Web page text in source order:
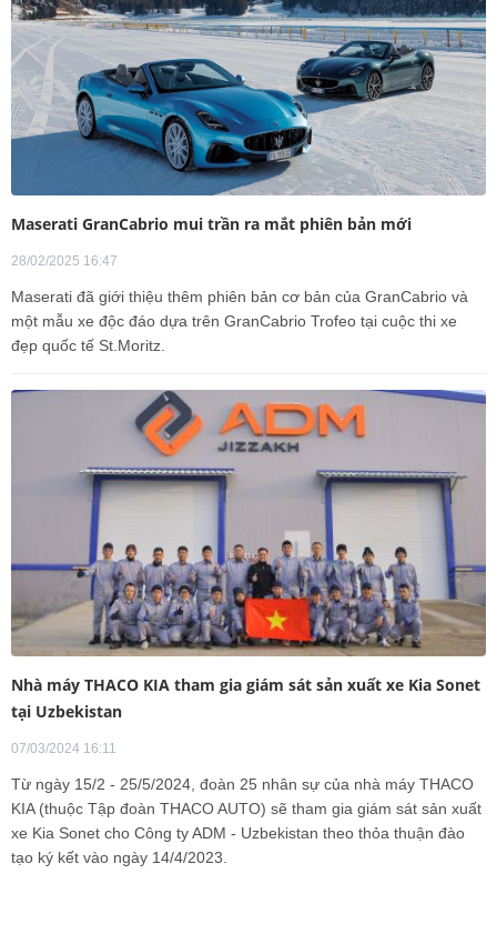
Maserati GranCabrio mui trần ra mắt phiên bản mới
28/02/2025 16:47
Maserati đã giới thiệu thêm phiên bản cơ bản của GranCabrio và
một mẫu xe độc đáo dựa trên GranCabrio Trofeo tại cuộc thi xe
đẹp quốc tế St.Moritz.
Nhà máy THACO KIA tham gia giám sát sản xuất xe Kia Sonet
tại Uzbekistan
07/03/2024 16:11
Từ ngày 15/2 - 25/5/2024, đoàn 25 nhân sự của nhà máy THACO
KIA (thuộc Tập đoàn THACO AUTO) sẽ tham gia giám sát sản xuất
xe Kia Sonet cho Công ty ADM - Uzbekistan theo thỏa thuận đào
tạo ký kết vào ngày 14/4/2023.